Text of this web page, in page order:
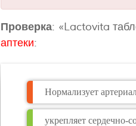
Проверка: «Lactovita
аптеки:
Нормализует
укрепляет сердечно-